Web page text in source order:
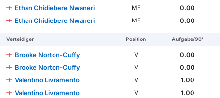
Ethan Chidiebere Nwaneri
MF
0.00
Ethan Chidiebere Nwaneri
MF 0.00
Verteidiger Position Aufgabe/90'
Brooke Norton-Cuffy V
0.00
Brooke Norton-Cuffy
V
0.00
Valentino Livramento
V
1.00
Valentino Livramento
V
1.00